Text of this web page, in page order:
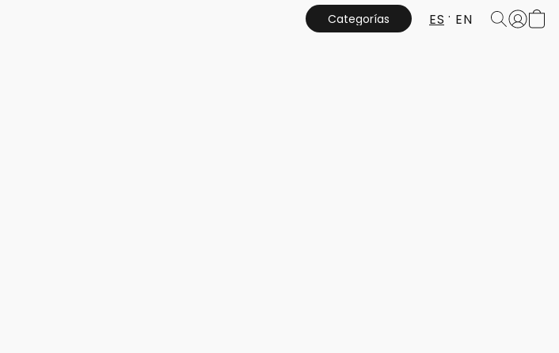
Categorías ES EN